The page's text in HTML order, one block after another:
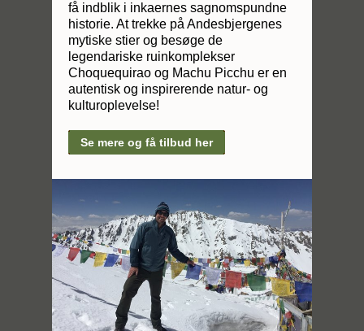
få indblik i inkaernes sagnomspundne
historie. At trekke på Andesbjergenes
mytiske stier og besøge de
legendariske ruinkomplekser
Choquequirao og Machu Picchu er en
autentisk og inspirerende natur- og
kulturoplevelse!
Se mere og få tilbud her